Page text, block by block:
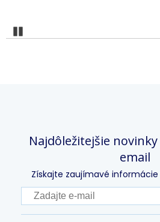
Najdôležitejšie
email
Získajte zaujímavé